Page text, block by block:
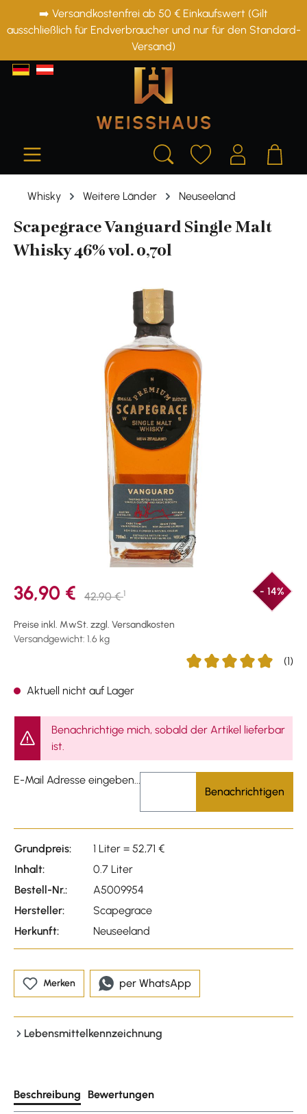
springen
➡️ Versandkostenfrei ab 50 € Einkaufswert (Gilt
ausschließlich für Endverbraucher und nur für den Standard-
Versand)
Whisky Weitere Länder Neuseeland
Scapegrace Vanguard Single Malt
Whisky 46% vol. 0,70l
Bildergalerie überspringen
36,90 € 42,90 €1 - 14%
Preise inkl. MwSt. zzgl. Versandkosten
Versandgewicht: 1.6 kg
(1)
Aktuell nicht auf Lager
Benachrichtige mich, sobald der Artikel lieferbar
ist.
E-Mail Adresse eingeben...
Benachrichtigen
Grundpreis:
1 Liter = 52,71 €
Inhalt:
0.7 Liter
Bestell-Nr.:
A5009954
Hersteller:
Scapegrace
Herkunft:
Neuseeland
Merken per WhatsApp
Lebensmittelkennzeichnung
Beschreibung Bewertungen